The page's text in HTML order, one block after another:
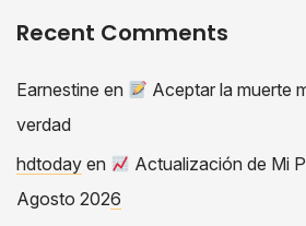
Recent Comments
Earnestine en
Aceptar la muerte
verdad
hdtoday en
Actualización de Mi
Agosto 2026